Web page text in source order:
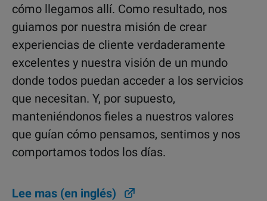
cómo llegamos allí. Como resultado, nos
guiamos por nuestra misión de crear
experiencias de cliente verdaderamente
excelentes y nuestra visión de un mundo
donde todos puedan acceder a los servicios
que necesitan. Y, por supuesto,
manteniéndonos fieles a nuestros valores
que guían cómo pensamos, sentimos y nos
comportamos todos los días.
Lee mas (en inglés)